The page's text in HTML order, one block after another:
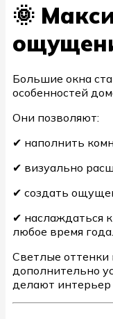
🌞
Большие окна
особенностей
Они позволяют:
✔ наполнить
✔ визуально
✔ создать
✔ наслаждаться
любое время года.
Светлые оттенки
дополнительно
делают